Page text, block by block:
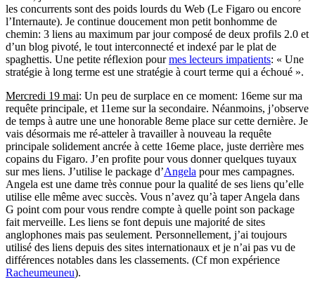
les concurrents sont des poids lourds du Web (Le Figaro ou encore
l’Internaute). Je continue doucement mon petit bonhomme de
chemin: 3 liens au maximum par jour composé de deux profils 2.0 et
d’un blog pivoté, le tout interconnecté et indexé par le plat de
spaghettis. Une petite réflexion pourmes lecteurs impatients: « Une
stratégie à long terme est une stratégie à court terme qui a échoué ».
Mercredi 19 mai: Un peu de surplace en ce moment: 16eme sur ma
requête principale, et 11eme sur la secondaire. Néanmoins, j’observe
de temps à autre une une honorable 8eme place sur cette dernière. Je
vais désormais me ré-atteler à travailler à nouveau la requête
principale solidement ancrée à cette 16eme place, juste derrière mes
copains du Figaro. J’en profite pour vous donner quelques tuyaux
sur mes liens. J’utilise le package d’Angela pour mes campagnes.
Angela est une dame très connue pour la qualité de ses liens qu’elle
utilise elle même avec succès. Vous n’avez qu’à taper Angela dans
G point com pour vous rendre compte à quelle point son package
fait merveille. Les liens se font depuis une majorité de sites
anglophones mais pas seulement. Personnellement, j’ai toujours
utilisé des liens depuis des sites internationaux et je n’ai pas vu de
différences notables dans les classements. (Cf mon expérience
Racheumeuneu).